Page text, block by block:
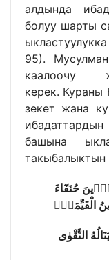
алдында
болуу шарты
95).
каалоочу
керек.
зекет жана
башына
такыбалыктын
حُنَفَٓاءَ
الْقَيِّمَةِۜ
التَّقْوٰى